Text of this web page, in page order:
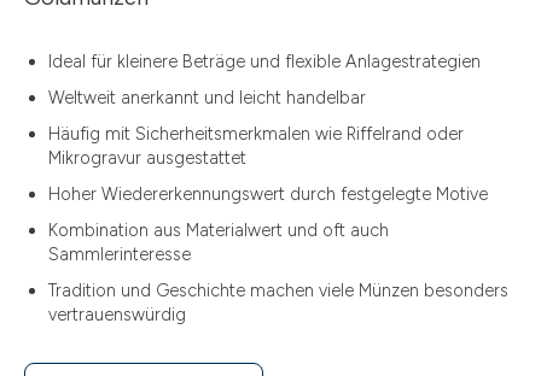
Ideal für kleinere Beträge und flexible Anlagestrategien
Weltweit anerkannt und leicht handelbar
Häufig mit Sicherheitsmerkmalen wie Riffelrand oder
Mikrogravur ausgestattet
Hoher Wiedererkennungswert durch festgelegte Motive
Kombination aus Materialwert und oft auch
Sammlerinteresse
Tradition und Geschichte machen viele Münzen besonders
vertrauenswürdig